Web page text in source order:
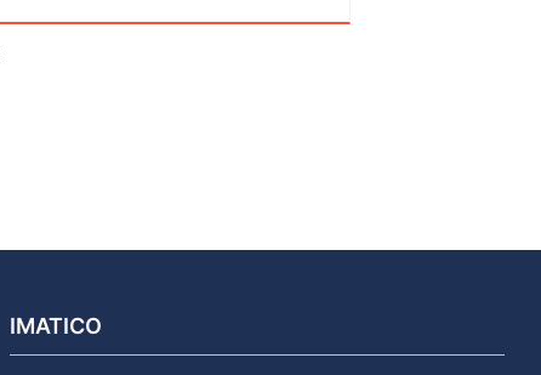
IMATICO